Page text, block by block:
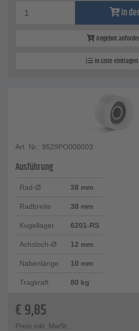
In
Angebot
In Liste eintragen
Art. Nr.: 9529PO000003
Ausführung
Rad-Ø 38 mm
Radbreite 38 mm
Kugellager 6201-RS
Achsloch-Ø 12 mm
Nabenlänge 10 mm
Tragkraft 80 kg
€9,85
Preis inkl. MwSt.